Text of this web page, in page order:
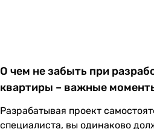
О чем не забыть при
квартиры – важные
Разрабатывая проект
специалиста, вы одинаково